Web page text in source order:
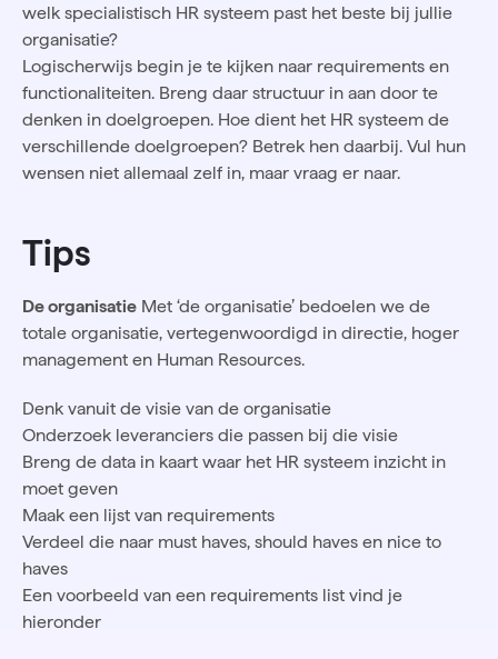
welk specialistisch HR systeem past het beste bij jullie
organisatie?
Logischerwijs begin je te kijken naar requirements en
functionaliteiten. Breng daar structuur in aan door te
denken in doelgroepen. Hoe dient het HR systeem de
verschillende doelgroepen? Betrek hen daarbij. Vul hun
wensen niet allemaal zelf in, maar vraag er naar.
Tips
De organisatie Met ‘de organisatie’ bedoelen we de
totale organisatie, vertegenwoordigd in directie, hoger
management en Human Resources.
Denk vanuit de visie van de organisatie
Onderzoek leveranciers die passen bij die visie
Breng de data in kaart waar het HR systeem inzicht in
moet geven
Maak een lijst van requirements
Verdeel die naar must haves, should haves en nice to
haves
Een voorbeeld van een requirements list vind je
hieronder